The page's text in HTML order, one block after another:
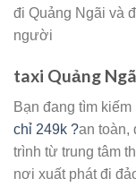
đi Quảng Ngãi và
người
taxi Quảng
Bạn đang tìm kiếm
chỉ 249k ?an toàn,
trình từ trung tâm
nơi xuất phát đi